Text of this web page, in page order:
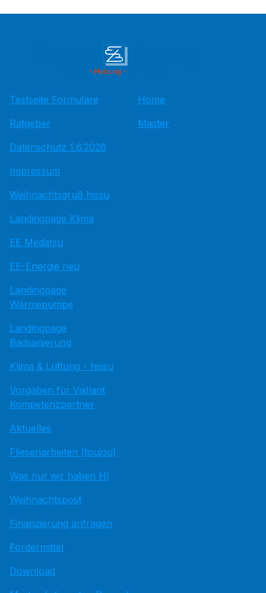
Testseite Formulare
Ratgeber
Datenschutz 1.6.2026
Impressum
Weihnachtsgruß hissu
Landingpage Klima
EE Medatsu
EE-Energie neu
Landingpage
Wärmepumpe
Landingpage
Badsanierung
Klima & Lüftung - hissu
Vorgaben für Vaillant
Kompetenzpartner
Aktuelles
Fliesenarbeiten (toujou)
Was nur wir haben HI
Weihnachtspost
Finanzierung anfragen
Fördermittel
Download
Home
Master